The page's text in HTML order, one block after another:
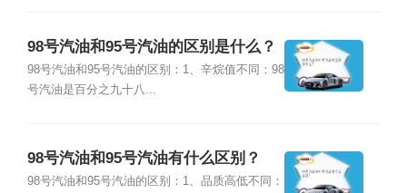
98号汽油和95号汽油的区别是什么？
98号汽油和95号汽油的区别：1、辛烷值不同：98
号汽油是百分之九十八...
98号汽油和95号汽油有什么区别？
98号汽油和95号汽油的区别：1、品质高低不同：